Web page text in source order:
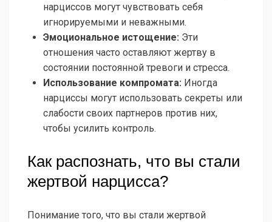
нарциссов могут чувствовать себя
игнорируемыми и неважными.
Эмоциональное истощение: Эти
отношения часто оставляют жертву в
состоянии постоянной тревоги и стресса.
Использование компромата: Иногда
нарциссы могут использовать секреты или
слабости своих партнеров против них,
чтобы усилить контроль.
Как распознать, что вы стали
жертвой нарцисса?
Понимание того, что вы стали жертвой